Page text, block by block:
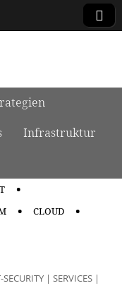
Infrastruktur
CLOUD
SECURITY | SERVICES |